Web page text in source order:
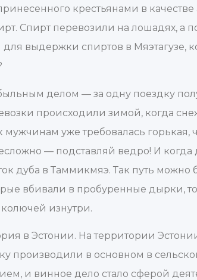
крестьянами в
Спирт перевозили на лошадях, а
выдержки спиртов в Мяэтагузе,
делом — за одну поездку
происходили зимой, когда
уже требовалась горькая,
— подставляй ведро! И когда
дуба в Таммикмяэ. Так путь
вбивали в пробуренные дырки,
изнутри.
в Эстонии. На территории
производили в основном в
и винное дело стало сферой